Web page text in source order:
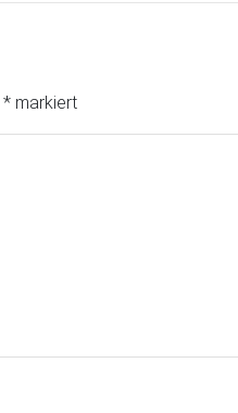
* markiert